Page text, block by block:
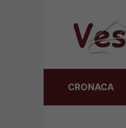
CRONACA